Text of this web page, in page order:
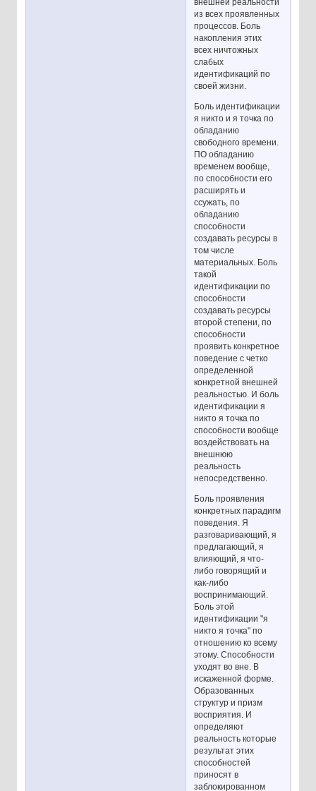
внешней реальности
из всех проявленных
процессов. Боль
накопления этих
всех ничтожных
слабых
идентификаций по
своей жизни.
Боль идентификации
я никто и я точка по
обладанию
свободного времени.
ПО обладанию
временем вообще,
по способности его
расширять и
ссужать, по
обладанию
способности
создавать ресурсы в
том числе
материальных. Боль
такой
идентификации по
способности
создавать ресурсы
второй степени, по
способности
проявить конкретное
поведение с четко
определенной
конкретной внешней
реальностью. И боль
идентификации я
никто я точка по
способности вообще
воздействовать на
внешнюю
реальность
непосредственно.
Боль проявления
конкретных парадигм
поведения. Я
разговаривающий, я
предлагающий, я
влияющий, я что-
либо говорящий и
как-либо
воспринимающий.
Боль этой
идентификации "я
никто я точка" по
отношению ко всему
этому. Способности
уходят во вне. В
искаженной форме.
Образованных
структур и призм
восприятия. И
определяют
реальность которые
результат этих
способностей
приносят в
заблокированном